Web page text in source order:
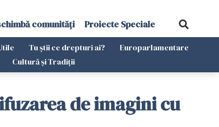
comunități Proiecte Speciale
Tu știi ce drepturi ai?
Europarlamentare
Cultură și Tradiții
de imagini cu